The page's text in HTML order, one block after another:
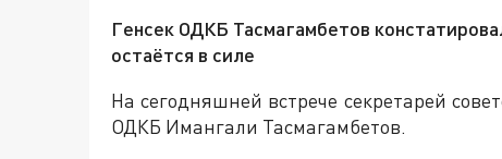
Генсек ОДКБ Тасмагамбетов
остаётся в силе
На сегодняшней встрече секретарей
ОДКБ Имангали Тасмагамбетов.